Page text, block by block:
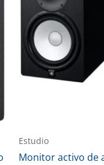
Estudio
Monitor activo de